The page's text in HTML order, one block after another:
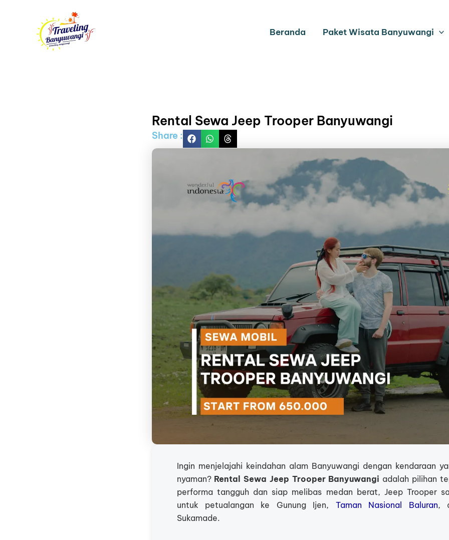
content
Beranda Paket Wisata Banyuwangi
Rental Sewa Jeep Trooper Banyuwangi
Share :
Ingin menjelajahi keindahan alam Banyuwangi dengan kendaraan
nyaman? Rental Sewa Jeep Trooper Banyuwangi adalah pilihan
performa tangguh dan siap melibas medan berat, Jeep Trooper
untuk petualangan ke Gunung Ijen, Taman Nasional Baluran,
Sukamade.